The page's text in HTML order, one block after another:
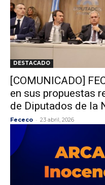
DESTACADO
[COMUNICADO]
en sus propuestas
de Diputados de la
Fececo - 23 abril, 2026